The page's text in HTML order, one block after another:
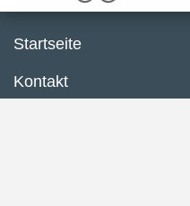
Startseite
Kontakt